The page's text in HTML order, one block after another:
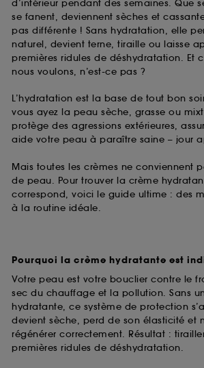
d’intérieur pendant des semaines. Que
se fanent, deviennent sèches et
pas différente ! Sans hydratation, elle
naturel, devient terne, tiraille ou laisse
premières ridules de déshydratation. Et
nous voulons, n’est-ce pas ?
L’hydratation est la base de tout bon
vous ayez la peau sèche, grasse ou
protège des agressions extérieures,
aide votre peau à paraître saine – jour
Mais toutes les crèmes ne conviennent
de peau. Pour trouver la crème
correspond, voici le guide ultime : des
à la routine idéale.
Pourquoi la crème hydratante est
Votre peau est votre bouclier contre le
sec du chauffage et la pollution. Sans
hydratante, ce système de protection
devient sèche, perd de son élasticité et
régénérer correctement. Résultat :
premières ridules de déshydratation.